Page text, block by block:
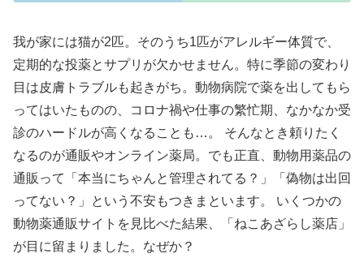
我が家には猫が2匹。そのうち1匹がアレルギー体質で、
定期的な投薬とサプリが欠かせません。特に季節の変わり
目は皮膚トラブルも起きがち。動物病院で薬を出してもら
ってはいたものの、コロナ禍や仕事の繁忙期、なかなか受
診のハードルが高くなることも…。 そんなとき頼りたく
なるのが通販やオンライン薬局。でも正直、動物用薬品の
通販って「本当にちゃんと管理されてる？」「偽物は出回
ってない？」という不安もつきまといます。 いくつかの
動物薬通販サイトを見比べた結果、「ねこあざらし薬店」
が目に留まりました。なぜか？